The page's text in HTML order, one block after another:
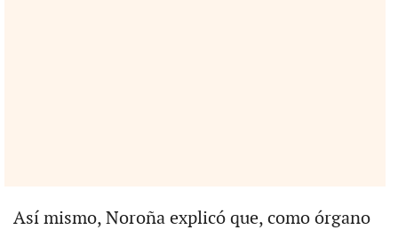
Así mismo, Noroña explicó que, como órgano